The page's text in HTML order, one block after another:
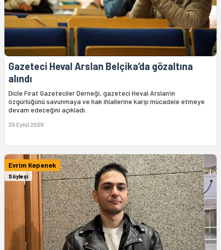
Gazeteci Heval Arslan Belçika’da gözaltına
alındı
Dicle Fırat Gazeteciler Derneği, gazeteci Heval Arslan’ın
özgürlüğünü savunmaya ve hak ihlallerine karşı mücadele etmeye
devam edeceğini açıkladı.
25 Eylül 2025
Evrim Kepenek
Söyleşi